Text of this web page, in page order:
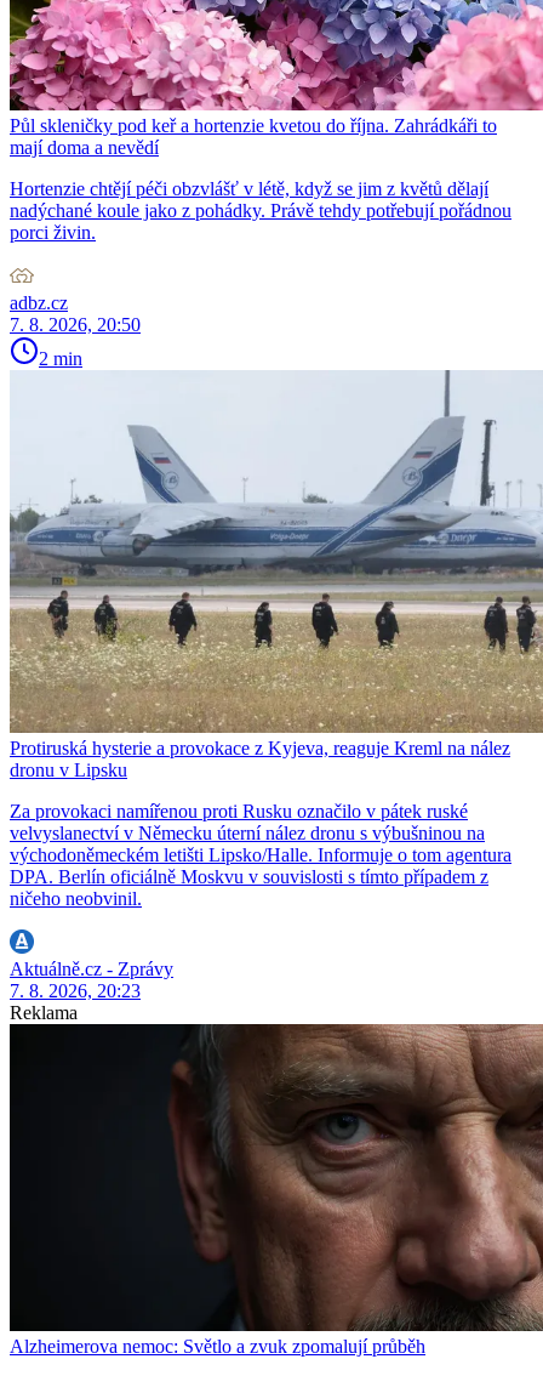
Půl skleničky pod keř a hortenzie kvetou do října. Zahrádkáři to
mají doma a nevědí
Hortenzie chtějí péči obzvlášť v létě, když se jim z květů dělají
nadýchané koule jako z pohádky. Právě tehdy potřebují pořádnou
porci živin.
adbz.cz
7. 8. 2026, 20:50
2 min
Protiruská hysterie a provokace z Kyjeva, reaguje Kreml na nález
dronu v Lipsku
Za provokaci namířenou proti Rusku označilo v pátek ruské
velvyslanectví v Německu úterní nález dronu s výbušninou na
východoněmeckém letišti Lipsko/Halle. Informuje o tom agentura
DPA. Berlín oficiálně Moskvu v souvislosti s tímto případem z
ničeho neobvinil.
Aktuálně.cz - Zprávy
7. 8. 2026, 20:23
Reklama
Alzheimerova nemoc: Světlo a zvuk zpomalují průběh